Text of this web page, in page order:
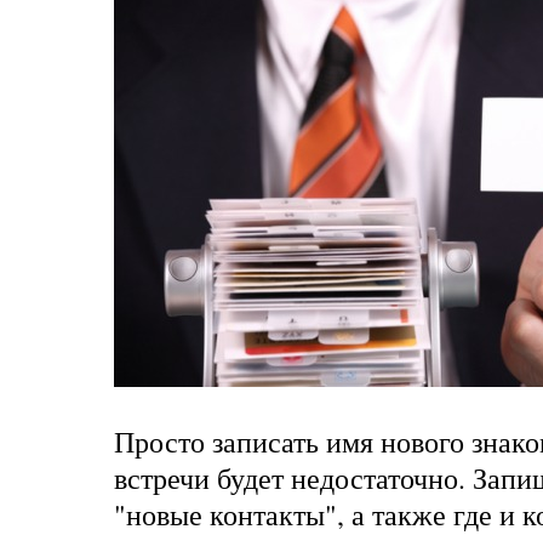
Просто записать имя нового
встречи будет недостаточно.
"новые контакты", а также где и